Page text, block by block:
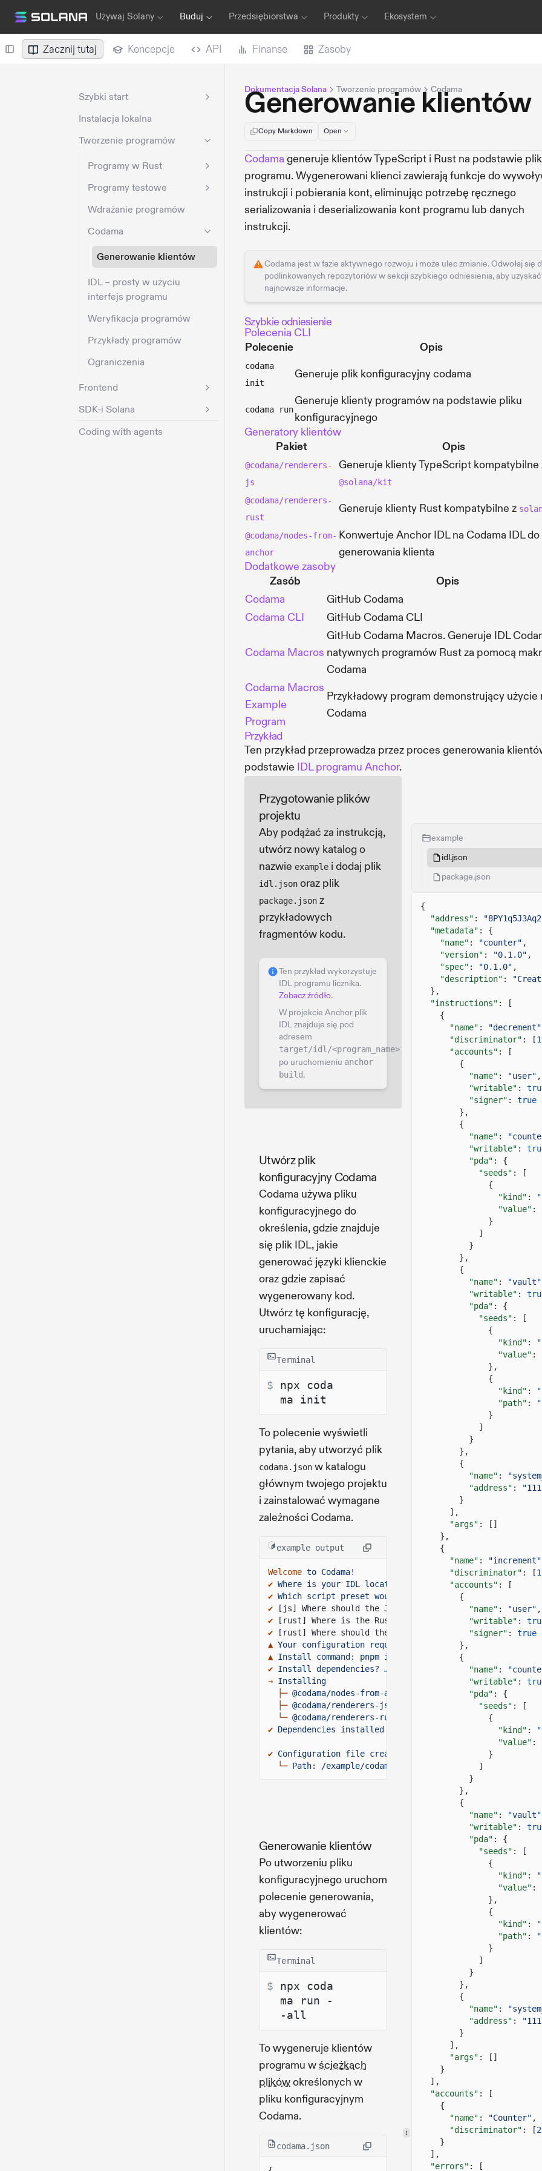
Używaj Solany Buduj Przedsiębiorstwa Produkty Ekosystem
Zacznij tutaj Koncepcje API Finanse Zasoby
Szybki start
Instalacja lokalna
Tworzenie programów
Programy w Rust
Programy testowe
Wdrażanie programów
Codama
Generowanie klientów
IDL – prosty w użyciu
interfejs programu
Weryfikacja programów
Przykłady programów
Ograniczenia
Frontend
SDK-i Solana
Coding with agents
Dokumentacja Solana Tworzenie programów Codama
Generowanie klientów
Copy Markdown Open
Codama generuje klientów TypeScript i Rust na podstawie
programu. Wygenerowani klienci zawierają funkcje do
instrukcji i pobierania kont, eliminując potrzebę ręcznego
serializowania i deserializowania kont programu lub danych
instrukcji.
Codama jest w fazie aktywnego rozwoju i może ulec zmianie. Odwołaj się
podlinkowanych repozytoriów w sekcji szybkiego odniesienia, aby uzyskać
najnowsze informacje.
Szybkie odniesienie
Polecenia CLI
Polecenie
Opis
codama
init
Generuje plik konfiguracyjny codama
codama run
Generuje klienty programów na podstawie pliku
konfiguracyjnego
Generatory klientów
Pakiet
Opis
@codama/renderers-
js
Generuje klienty TypeScript kompatybilne
@solana/kit
@codama/renderers-
rust
Generuje klienty Rust kompatybilne z
@codama/nodes-from-
anchor
Konwertuje Anchor IDL na Codama IDL do
generowania klienta
Dodatkowe zasoby
Zasób
Opis
Codama
GitHub Codama
Codama CLI
GitHub Codama CLI
Codama Macros
GitHub Codama Macros. Generuje IDL
natywnych programów Rust za pomocą makr
Codama
Codama Macros
Example
Program
Przykładowy program demonstrujący użycie
Codama
Przykład
Ten przykład przeprowadza przez proces generowania
podstawie IDL programu Anchor.
Przygotowanie plików
projektu
Aby podążać za instrukcją,
utwórz nowy katalog o
nazwie example i dodaj plik
idl.json oraz plik
package.json z
przykładowych
fragmentów kodu.
Ten przykład wykorzystuje
IDL programu licznika.
Zobacz źródło.
W projekcie Anchor plik
IDL znajduje się pod
adresem
target/idl/<program_name>.json
po uruchomieniu anchor
build.
Utwórz plik
konfiguracyjny Codama
Codama używa pliku
konfiguracyjnego do
określenia, gdzie znajduje
się plik IDL, jakie
generować języki klienckie
oraz gdzie zapisać
wygenerowany kod.
Utwórz tę konfigurację,
uruchamiając:
Terminal
$ npx coda
ma init
To polecenie wyświetli
pytania, aby utworzyć plik
codama.json w katalogu
głównym twojego projektu
i zainstalować wymagane
zależności Codama.
example output
Welcome to Codama!
✔ Where is your IDL located? (Supports Codama and Anchor
✔ Which script preset would you like to use? ›
✔
[js] Where should the JavaScript code be generated? …
✔
[rust] Where is the Rust client crate located? …
✔
[rust] Where should the Rust code be generated? …
▲ Your configuration requires additional dependencies.
▲ Install command: pnpm install @codama/nodes-from-
✔ Install dependencies? … yes
→ Installing
├─ @codama/nodes-from-anchor
├─ @codama/renderers-js
└─ @codama/renderers-rust
✔ Dependencies installed successfully.
✔ Configuration file created.
└─ Path: /example/codama.json
Generowanie klientów
Po utworzeniu pliku
konfiguracyjnego uruchom
polecenie generowania,
aby wygenerować
klientów:
Terminal
$ npx coda
ma run -
-all
To wygeneruje klientów
programu wścieżkach
plikówokreślonych w
pliku konfiguracyjnym
Codama.
codama.json
example
idl.json
package.json
{
"address" :
"metadata" : {
"name" : "counter" ,
"version" : "0.1.0" ,
"spec" : "0.1.0" ,
"description" :
},
"instructions" : [
{
"name" : "decrement"
"discriminator" : [
"accounts" : [
{
"name" : "user" ,
"writable" :
"signer" :
true
},
{
"name" :
"writable" :
"pda" : {
"seeds" : [
{
"kind" :
"value" :
}
]
}
},
{
"name" : "vault"
"writable" :
"pda" : {
"seeds" : [
{
"kind" :
"value" :
},
{
"kind" :
"path" :
}
]
}
},
{
"name" :
"address" :
}
],
"args" : []
},
{
"name" : "increment"
"discriminator" : [
"accounts" : [
{
"name" : "user" ,
"writable" :
"signer" :
true
},
{
"name" :
"writable" :
"pda" : {
"seeds" : [
{
"kind" :
"value" :
}
]
}
},
{
"name" : "vault"
"writable" :
"pda" : {
"seeds" : [
{
"kind" :
"value" :
},
{
"kind" :
"path" :
}
]
}
},
{
"name" :
"address" :
}
],
"args" : []
}
],
"accounts" : [
{
"name" : "Counter" ,
"discriminator" : [
}
],
"errors" : [